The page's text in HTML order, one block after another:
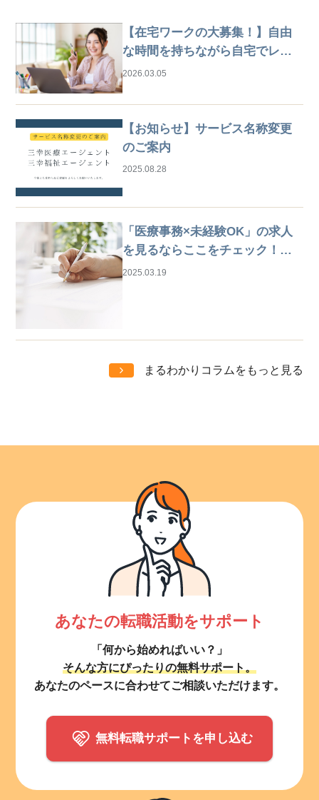
【在宅ワークの大募集！】自由
な時間を持ちながら自宅でレセ
プト業務
2026.03.05
【お知らせ】サービス名称変更
のご案内
2025.08.28
「医療事務×未経験OK」の求人
を見るならここをチェック！は
じめての仕事探しガイド
2025.03.19
まるわかりコラムをもっと見る
あなたの転職活動をサポート
「何から始めればいい？」
そんな方にぴったりの無料サポート。
あなたのペースに合わせてご相談いただけます。
無料転職サポートを申し込む